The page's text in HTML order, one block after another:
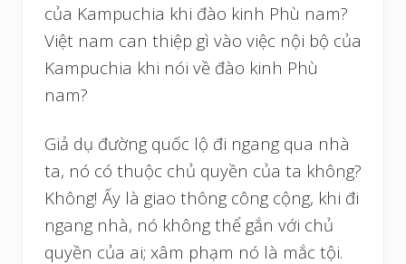
của Kampuchia khi đào kinh Phù nam?
Việt nam can thiệp gì vào việc nội bộ của
Kampuchia khi nói về đào kinh Phù
nam?
Giả dụ đường quốc lộ đi ngang qua nhà
ta, nó có thuộc chủ quyền của ta không?
Không! Ấy là giao thông công cộng, khi đi
ngang nhà, nó không thể gắn với chủ
quyền của ai; xâm phạm nó là mắc tội.